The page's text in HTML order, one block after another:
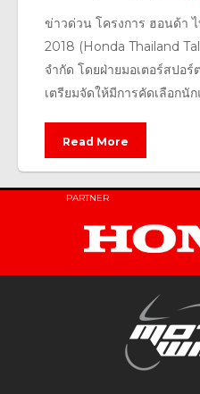
ข่าวด่วน โครงการ ฮอนด้า
2018 (Honda Thailand
จำกัด โดยฝ่ายมอเตอร์สปอ
เตรียมจัดให้มีการคัดเลือกนั
Read More
PARTNER